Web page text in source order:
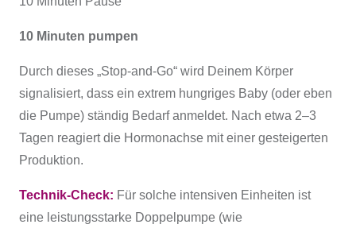
10 Minuten pumpen
Durch dieses „Stop-and-Go“ wird Deinem Körper
signalisiert, dass ein extrem hungriges Baby (oder eben
die Pumpe) ständig Bedarf anmeldet. Nach etwa 2–3
Tagen reagiert die Hormonachse mit einer gesteigerten
Produktion.
Technik-Check: Für solche intensiven Einheiten ist
eine leistungsstarke Doppelpumpe (wie